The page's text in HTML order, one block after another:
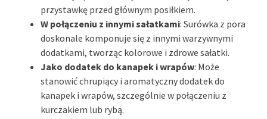
przystawkę przed głównym posiłkiem.
W połączeniu z innymi sałatkami: Surówka z pora
doskonale komponuje się z innymi warzywnymi
dodatkami, tworząc kolorowe i zdrowe sałatki.
Jako dodatek do kanapek i wrapów: Może
stanowić chrupiący i aromatyczny dodatek do
kanapek i wrapów, szczególnie w połączeniu z
kurczakiem lub rybą.